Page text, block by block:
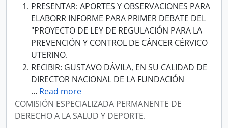
PRESENTAR: APORTES Y OBSERVACIONES PARA
ELABORR INFORME PARA PRIMER DEBATE DEL
"PROYECTO DE LEY DE REGULACIÓN PARA LA
PREVENCIÓN Y CONTROL DE CÁNCER CÉRVICO
UTERINO.
RECIBIR: GUSTAVO DÁVILA, EN SU CALIDAD DE
DIRECTOR NACIONAL DE LA FUNDACIÓN
… Read more
COMISIÓN ESPECIALIZADA PERMANENTE DE
DERECHO A LA SALUD Y DEPORTE.